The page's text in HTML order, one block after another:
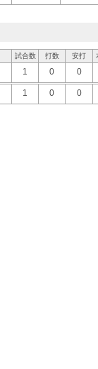
試合数 打数 安打
1 0 0
1 0 0